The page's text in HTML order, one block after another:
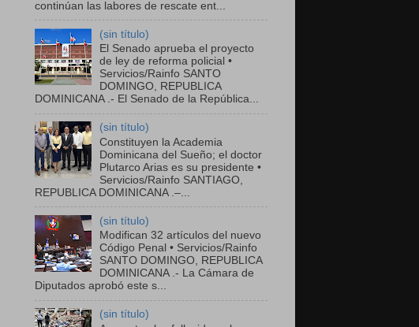
continúan las labores de rescate ent...
(sin título)
El Senado aprueba el proyecto
de ley de reforma policial •
Servicios/Rainfo SANTO
DOMINGO, REPUBLICA
DOMINICANA .- El Senado de la República...
(sin título)
Constituyen la Academia
Dominicana del Sueño; el doctor
Plutarco Arias es su presidente •
Servicios/Rainfo SANTIAGO,
REPUBLICA DOMINICANA .–...
(sin título)
Modifican 32 artículos del nuevo
Código Penal • Servicios/Rainfo
SANTO DOMINGO, REPUBLICA
DOMINICANA .- La Cámara de
Diputados aprobó este s...
(sin título)